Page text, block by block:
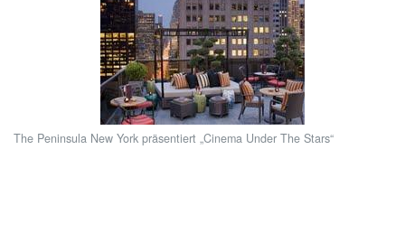
The Peninsula New York präsentiert „Cinema Under The Stars“